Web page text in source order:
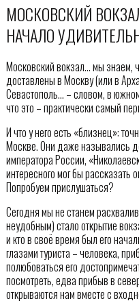
МОСКОВСКИЙ
НАЧАЛО
Московский вокзал… мы знаем,
доставлены в Москву (или в
Севастополь… – словом, в
что это – практически самый
И что у него есть «близнец»:
Москве. Они даже назывались
императора России,
интересного мог бы рассказать
Попробуем прислушаться?
Сегодня мы не станем
неудобным) стало открытие
и кто в своё время был его
глазами туриста – человека,
полюбоваться его
посмотреть, едва прибыв в
открываются нам вместе с